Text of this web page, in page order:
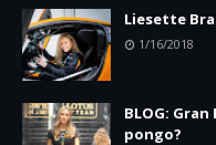
Liesette
1/16/2018
BLOG:
pongo?